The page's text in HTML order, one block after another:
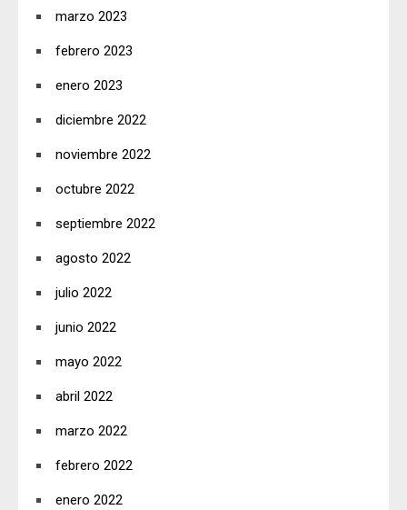
marzo 2023
febrero 2023
enero 2023
diciembre 2022
noviembre 2022
octubre 2022
septiembre 2022
agosto 2022
julio 2022
junio 2022
mayo 2022
abril 2022
marzo 2022
febrero 2022
enero 2022